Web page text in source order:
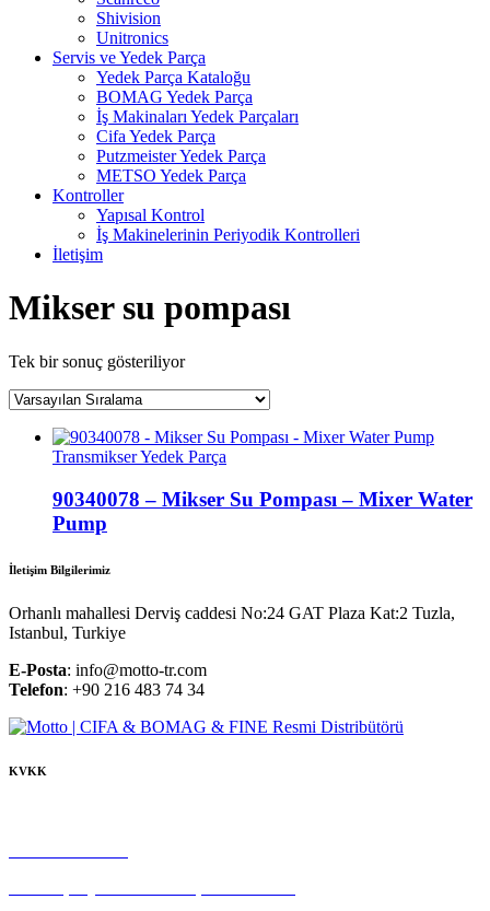
Shivision
Unitronics
Servis ve Yedek Parça
Yedek Parça Kataloğu
BOMAG Yedek Parça
İş Makinaları Yedek Parçaları
Cifa Yedek Parça
Putzmeister Yedek Parça
METSO Yedek Parça
Kontroller
Yapısal Kontrol
İş Makinelerinin Periyodik Kontrolleri
İletişim
Mikser su pompası
Tek bir sonuç gösteriliyor
Transmikser Yedek Parça
90340078 – Mikser Su Pompası – Mixer Water
Pump
İletişim Bilgilerimiz
Orhanlı mahallesi Derviş caddesi No:24 GAT Plaza Kat:2 Tuzla,
Istanbul, Turkiye
E-Posta: info@motto-tr.com
Telefon: +90 216 483 74 34
KVKK